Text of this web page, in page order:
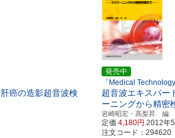
肝癌の造影超音波検
発売中
「Medical
超音波エキスパ
ーニングから精密
岩崎昭宏・髙梨昇 編
定価4,180円 2012年
注文コード：294620